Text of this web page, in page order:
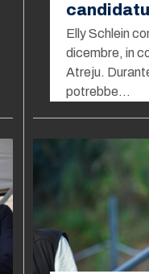
Elly Schlein
dicembre, in
Atreju.
potrebbe…